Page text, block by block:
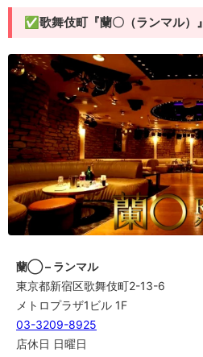
✅歌舞伎町『蘭〇（ランマル
蘭◯ – ランマル
東京都新宿区歌舞伎町2-13-6
メトロプラザ1ビル 1F
03-3209-8925
店休日 日曜日